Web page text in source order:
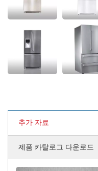
추가 자료
제품 카탈로그 다운로드